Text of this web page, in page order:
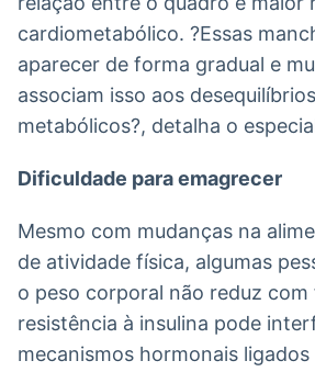
IA
Em
Em breve
Gestão
cardiometabólico. ?Essas
aparecer de forma gradual e
associam isso aos
metabólicos?, detalha o
Dificuldade para emagrecer
Mesmo com mudanças na
de atividade física, algumas
o peso corporal não reduz com
resistência à insulina pode
mecanismos hormonais